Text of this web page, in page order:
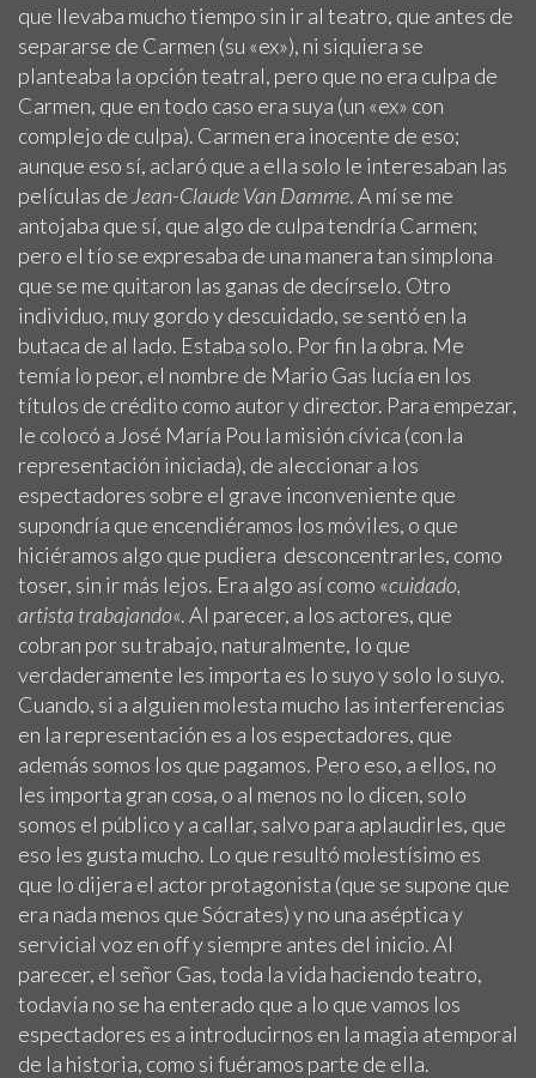
que llevaba mucho tiempo sin ir al teatro, que antes de
separarse de Carmen (su «ex»), ni siquiera se
planteaba la opción teatral, pero que no era culpa de
Carmen, que en todo caso era suya (un «ex» con
complejo de culpa). Carmen era inocente de eso;
aunque eso sí, aclaró que a ella solo le interesaban las
películas de Jean-Claude Van Damme. A mí se me
antojaba que sí, que algo de culpa tendría Carmen;
pero el tío se expresaba de una manera tan simplona
que se me quitaron las ganas de decírselo. Otro
individuo, muy gordo y descuidado, se sentó en la
butaca de al lado. Estaba solo. Por fin la obra. Me
temía lo peor, el nombre de Mario Gas lucía en los
títulos de crédito como autor y director. Para empezar,
le colocó a José María Pou la misión cívica (con la
representación iniciada), de aleccionar a los
espectadores sobre el grave inconveniente que
supondría que encendiéramos los móviles, o que
hiciéramos algo que pudiera desconcentrarles, como
toser, sin ir más lejos. Era algo así como «cuidado,
artista trabajando«. Al parecer, a los actores, que
cobran por su trabajo, naturalmente, lo que
verdaderamente les importa es lo suyo y solo lo suyo.
Cuando, si a alguien molesta mucho las interferencias
en la representación es a los espectadores, que
además somos los que pagamos. Pero eso, a ellos, no
les importa gran cosa, o al menos no lo dicen, solo
somos el público y a callar, salvo para aplaudirles, que
eso les gusta mucho. Lo que resultó molestísimo es
que lo dijera el actor protagonista (que se supone que
era nada menos que Sócrates) y no una aséptica y
servicial voz en off y siempre antes del inicio. Al
parecer, el señor Gas, toda la vida haciendo teatro,
todavía no se ha enterado que a lo que vamos los
espectadores es a introducirnos en la magia atemporal
de la historia, como si fuéramos parte de ella.